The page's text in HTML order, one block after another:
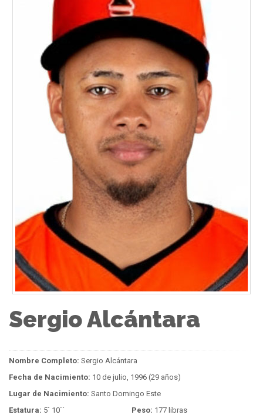
Sergio Alcántara
Nombre Completo: Sergio Alcántara
Fecha de Nacimiento: 10 de julio, 1996 (29 años)
Lugar de Nacimiento: Santo Domingo Este
Estatura: 5´ 10´´ Peso: 177 libras